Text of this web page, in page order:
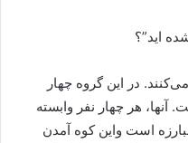
اید”؟
در این گروه چهار
هر چهار نفر وابسته
است واین کوه آمدن